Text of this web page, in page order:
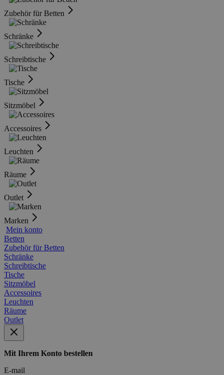
Zubehör für Betten
Schränke
Schreibtische
Tische
Sitzmöbel
Accessoires
Leuchten
Räume
Outlet
Marken
Mein konto
Betten
Zubehör für Betten
Schränke
Schreibtische
Tische
Sitzmöbel
Accessoires
Leuchten
Räume
Outlet
Mit Ihrem Konto bestellen
E-mail